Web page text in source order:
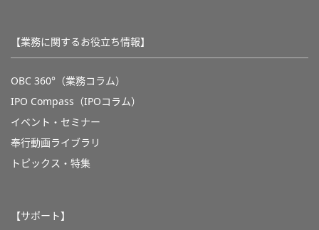
【業務に関するお役立ち情報】
OBC 360°（業務コラム）
IPO Compass（IPOコラム）
イベント・セミナー
奉行動画ライブラリ
トピックス・特集
【サポート】